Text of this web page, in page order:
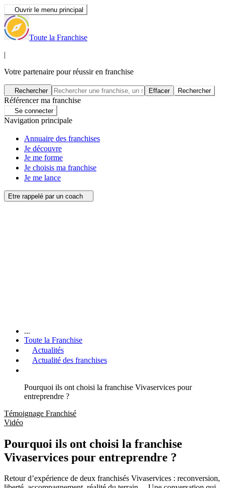
Ouvrir le menu principal
Toute la Franchise
|
Votre partenaire pour réussir en franchise
Rechercher Effacer Rechercher
Référencer ma franchise
Se connecter
Navigation principale
Annuaire des franchises
Je découvre
Je me forme
Je choisis ma franchise
Je me lance
Etre rappelé par un coach
...
Toute la Franchise
Actualités
Actualité des franchises
Pourquoi ils ont choisi la franchise Vivaservices pour
entreprendre ?
Témoignage Franchisé
Vidéo
Pourquoi ils ont choisi la franchise
Vivaservices pour entreprendre ?
Retour d’expérience de deux franchisés Vivaservices : reconversion,